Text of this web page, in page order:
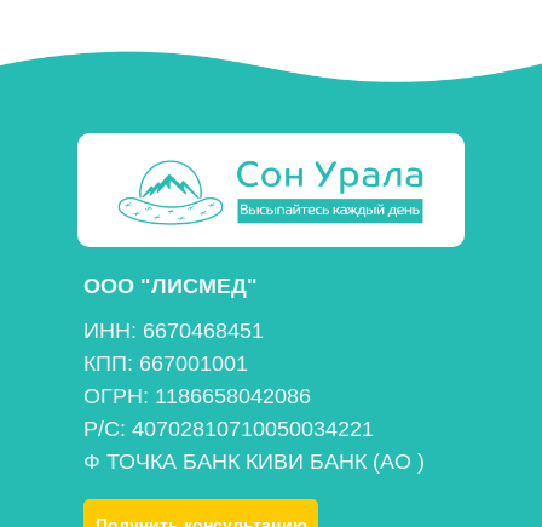
ООО "ЛИСМЕД"
ИНН: 6670468451
КПП: 667001001
ОГРН: 1186658042086
Р/С: 40702810710050034221
Ф ТОЧКА БАНК КИВИ БАНК (АО )